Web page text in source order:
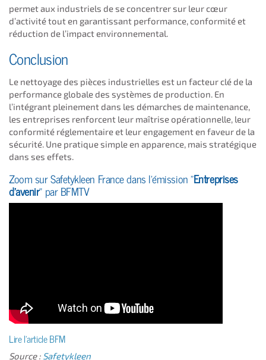
permet aux industriels de se concentrer sur leur cœur
d’activité tout en garantissant performance, conformité et
réduction de l’impact environnemental.
Conclusion
Le nettoyage des pièces industrielles est un facteur clé de la
performance globale des systèmes de production. En
l’intégrant pleinement dans les démarches de maintenance,
les entreprises renforcent leur maîtrise opérationnelle, leur
conformité réglementaire et leur engagement en faveur de la
sécurité. Une pratique simple en apparence, mais stratégique
dans ses effets.
Zoom sur Safetykleen France dans l'émission "Entreprises
d'avenir" par BFMTV
Lire l'article BFM
Source : Safetykleen